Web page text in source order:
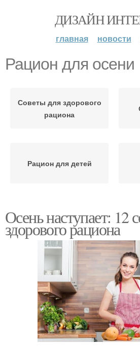
ДИЗАЙН
главная новости
Рацион для осени
Советы для здорового
рациона
Рацион для детей
людей
Веса в осеннем рационе
Осень наступает: 12
здорового рациона